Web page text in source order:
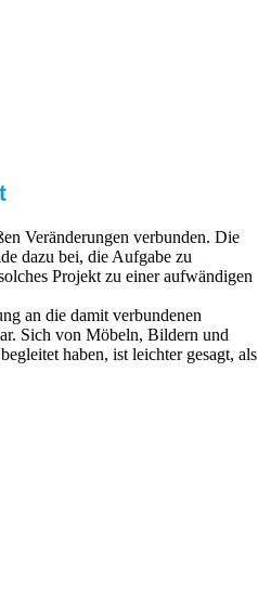
Veränderungen verbunden. Die
dazu bei, die Aufgabe zu
Projekt zu einer aufwändigen
an die damit verbundenen
Sich von Möbeln, Bildern und
haben, ist leichter gesagt, als